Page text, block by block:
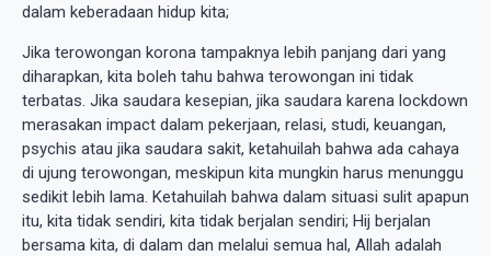
dalam keberadaan hidup kita;
Jika terowongan korona tampaknya lebih panjang dari yang
diharapkan, kita boleh tahu bahwa terowongan ini tidak
terbatas. Jika saudara kesepian, jika saudara karena lockdown
merasakan impact dalam pekerjaan, relasi, studi, keuangan,
psychis atau jika saudara sakit, ketahuilah bahwa ada cahaya
di ujung terowongan, meskipun kita mungkin harus menunggu
sedikit lebih lama. Ketahuilah bahwa dalam situasi sulit apapun
itu, kita tidak sendiri, kita tidak berjalan sendiri; Hij berjalan
bersama kita, di dalam dan melalui semua hal, Allah adalah